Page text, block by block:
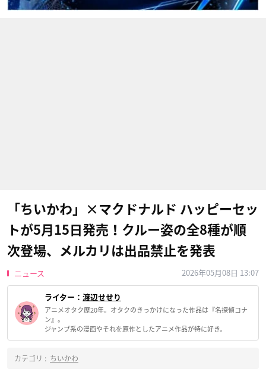
「ちいかわ」×マクドナルド ハッピーセッ
トが5月15日発売！クルー姿の全8種が順
次登場、メルカリは出品禁止を発表
ニュース 2026年05月08日 13:07
ライター： 渡辺せせり
アニメオタク歴20年。オタクのきっかけになった作品は『名探偵コナ
ン』。
ジャンプ系の漫画やそれを原作としたアニメ作品が特に好き。
カテゴリ : ちいかわ